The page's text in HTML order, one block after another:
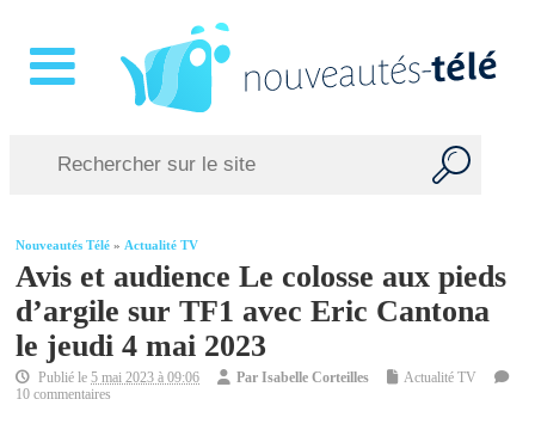
Nouveautés Télé »Actualité TV
Avis et audience Le colosse aux pieds
d’argile sur TF1 avec Eric Cantona
le jeudi 4 mai 2023
Publié le5 mai 2023 à 09:06 ParIsabelle Corteilles
Actualité TV
10 commentaires